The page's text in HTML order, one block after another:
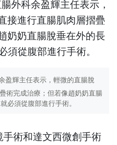
盈輝主任表示，輕微的直腸脫
術完成治療；但若像趙奶奶直腸
必須從腹部進行手術。
術和達文西微創手術